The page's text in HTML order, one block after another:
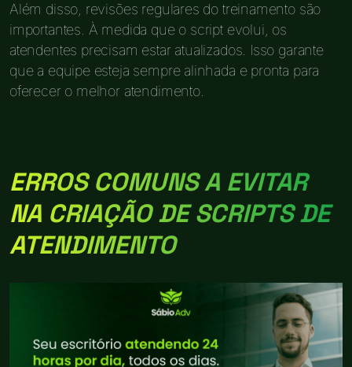
Além disso, revisões regulares do treinamento são
importantes. À medida que o script evolui, os
atendentes precisam estar atualizados. Isso garante
que a equipe esteja sempre alinhada e pronta para
oferecer o melhor atendimento.
ERROS COMUNS A EVITAR
NA CRIAÇÃO DE SCRIPTS DE
ATENDIMENTO